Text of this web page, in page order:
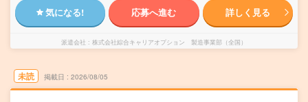
気になる! 応募へ進む 詳しく見る
派遣会社 株式会社綜合キャリアオプション 製造事業部（全国）
未読 掲載日 2026/08/05